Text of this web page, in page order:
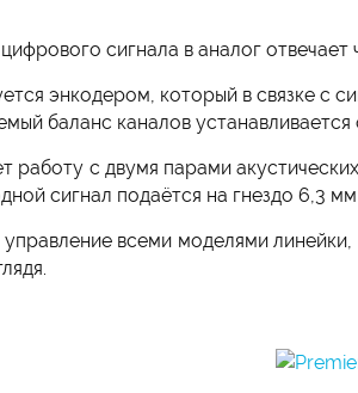
сигнала в аналог
энкодером, который в связке с
баланс каналов устанавливается
работу с двумя парами
сигнал подаётся на гнездо 6,3
управление всеми моделями